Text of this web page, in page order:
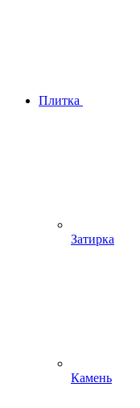
Плитка
Затирка
Камень